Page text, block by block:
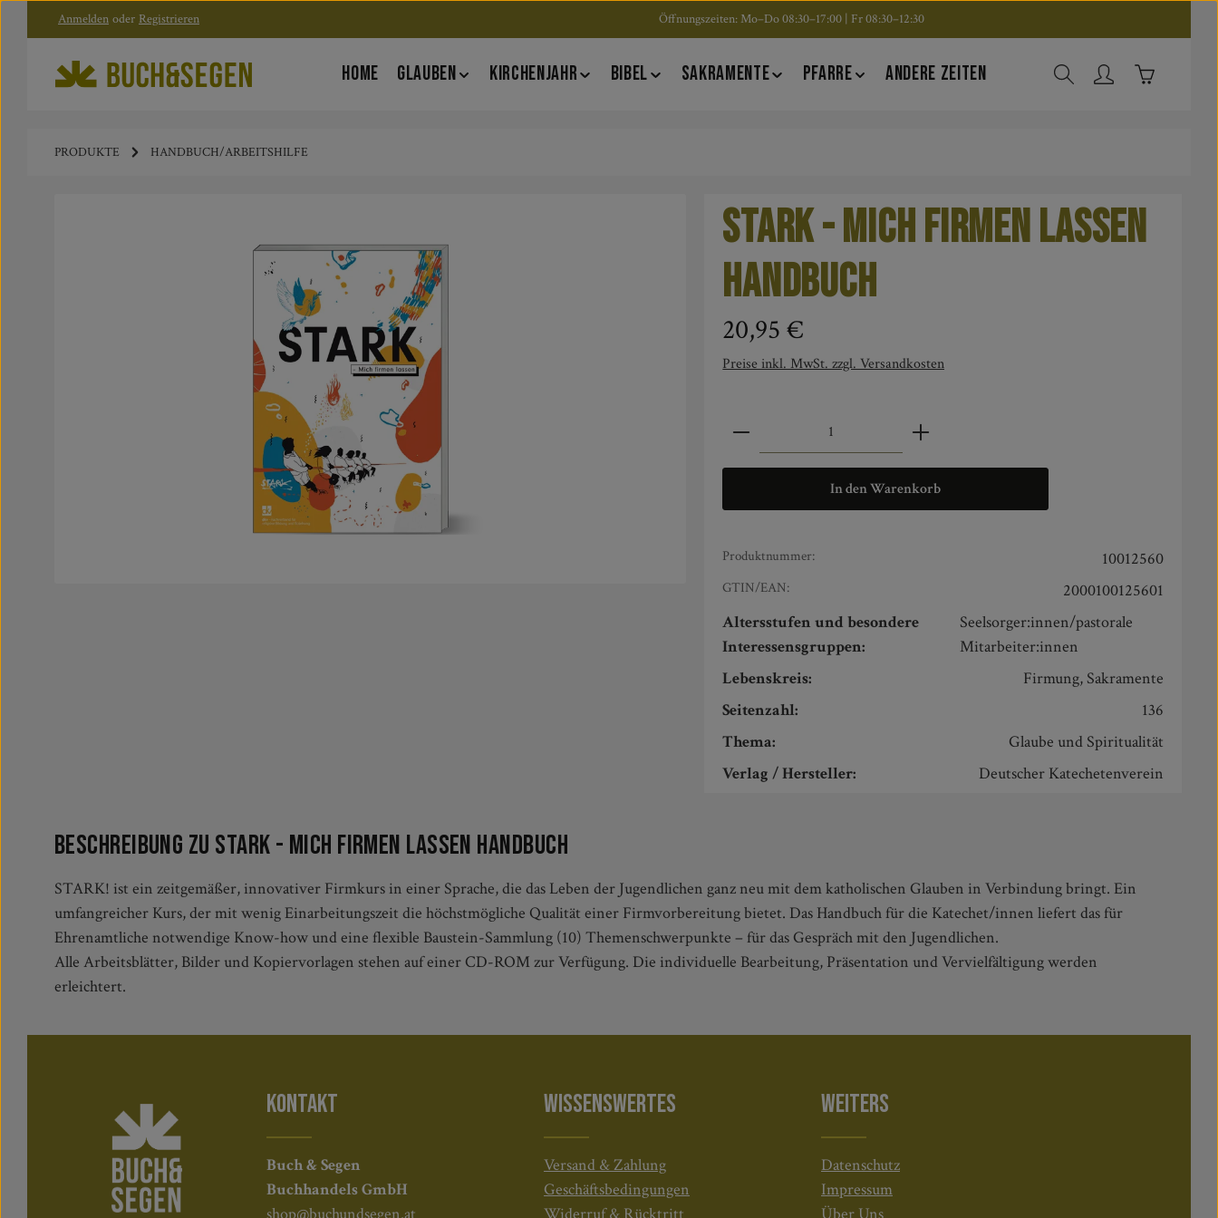
Zum Hauptinhalt springen
Zur Hauptnavigation springen
Anmelden oder Registrieren Öffnungszeiten: Mo–Do 08:30–17:00 | Fr 08:30–12:30
HOME GLAUBEN KIRCHENJAHR BIBEL SAKRAMENTE PFARRE ANDERE ZEITEN Warenkorb
PRODUKTE HANDBUCH/ARBEITSHILFE
Stark - Mich firmen lassen
Handbuch
Regulärer Preis:
20,95 €
Preise inkl. MwSt. zzgl. Versandkosten
Produkt Anzahl: Gib den gewünschten Wert ein oder
In den Warenkorb
Produktnummer: 10012560
GTIN/EAN:
2000100125601
Altersstufen und besondere
Interessensgruppen:
Seelsorger:innen/pastorale
Mitarbeiter:innen
Lebenskreis:
Firmung, Sakramente
Seitenzahl:
136
Thema:
Glaube und Spiritualität
Verlag / Hersteller:
Deutscher Katechetenverein
Beschreibung zu Stark - Mich firmen lassen Handbuch
STARK! ist ein zeitgemäßer, innovativer Firmkurs in einer Sprache, die das Leben der Jugendlichen ganz neu mit dem katholischen Glauben in Verbindung bringt. Ein
umfangreicher Kurs, der mit wenig Einarbeitungszeit die höchstmögliche Qualität einer Firmvorbereitung bietet. Das Handbuch für die Katechet/innen liefert das für
Ehrenamtliche notwendige Know-how und eine flexible Baustein-Sammlung (10) Themenschwerpunkte – für das Gespräch mit den Jugendlichen.
Alle Arbeitsblätter, Bilder und Kopiervorlagen stehen auf einer CD-ROM zur Verfügung. Die individuelle Bearbeitung, Präsentation und Vervielfältigung werden
erleichtert.
KONTAKT
Buch & Segen
Buchhandels GmbH
WISSENSWERTES
Versand & Zahlung
Geschäftsbedingungen
WEITERS
Datenschutz
Impressum